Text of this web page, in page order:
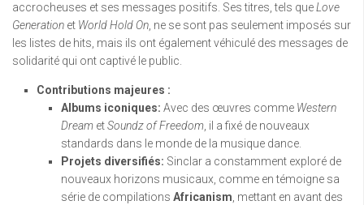
accrocheuses et ses messages positifs. Ses titres, tels queLove
Generation et World Hold On, ne se sont pas seulement imposés sur
les listes de hits, mais ils ont également véhiculé des messages de
solidarité qui ont captivé le public.
Contributions majeures :
Albums iconiques: Avec des œuvres comme Western
Dream etSoundz of Freedom, il a fixé de nouveaux
standards dans le monde de la musique dance.
Projets diversifiés: Sinclar a constamment exploré de
nouveaux horizons musicaux, comme en témoigne sa
série de compilations Africanism, mettant en avant des